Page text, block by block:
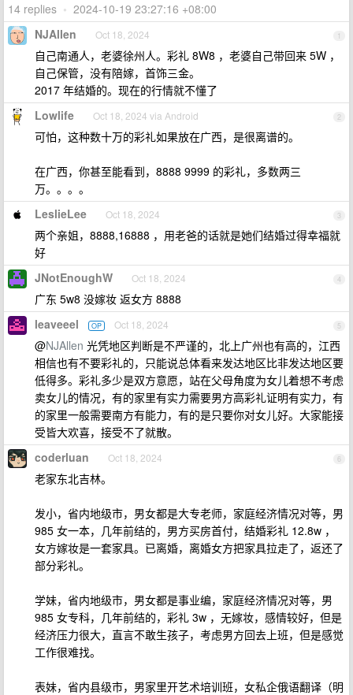
14 replies • 2024-10-19 23:27:16 +08:00
1
NJAllen Oct 18, 2024
自己南通人，老婆徐州人。彩礼 8W8 ，老婆自己带回来 5W ，
自己保管，没有陪嫁，首饰三金。
2017 年结婚的。现在的行情就不懂了
2
Lowlife Oct 18, 2024 via Android
可怕，这种数十万的彩礼如果放在广西，是很离谱的。
在广西，你甚至能看到，8888 9999 的彩礼，多数两三
万。。。。
3
LeslieLee Oct 18, 2024
两个亲姐，8888,16888 ，用老爸的话就是她们结婚过得幸福就
好
4
JNotEnoughW Oct 18, 2024
广东 5w8 没嫁妆 返女方 8888
5
leaveeel OP Oct 18, 2024
@NJAllen 光凭地区判断是不严谨的，北上广州也有高的，江西
相信也有不要彩礼的，只能说总体看来发达地区比非发达地区要
低得多。彩礼多少是双方意愿，站在父母角度为女儿着想不考虑
卖女儿的情况，有的家里有实力需要男方高彩礼证明有实力，有
的家里一般需要南方有能力，有的是只要你对女儿好。大家能接
受皆大欢喜，接受不了就散。
6
coderluan Oct 18, 2024
老家东北吉林。
发小，省内地级市，男女都是大专老师，家庭经济情况对等，男
985 女一本，几年前结的，男方买房首付，结婚彩礼 12.8w ，
女方嫁妆是一套家具。已离婚，离婚女方把家具拉走了，返还了
部分彩礼。
学妹，省内地级市，男女都是事业编，家庭经济情况对等，男
985 女专科，几年前结的，彩礼 3w ，无嫁妆，感情较好，但是
经济压力很大，直言不敢生孩子，考虑男方回去上班，但是感觉
工作很难找。
表妹，省内县级市，男家里开艺术培训班，女私企俄语翻译（明